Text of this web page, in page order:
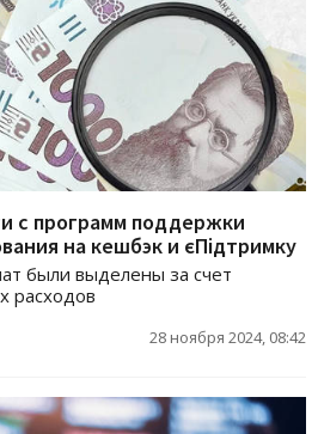
с программ поддержки
на кешбэк и єПідтримку
были выделены за счет
расходов
28 ноября 2024, 08:42